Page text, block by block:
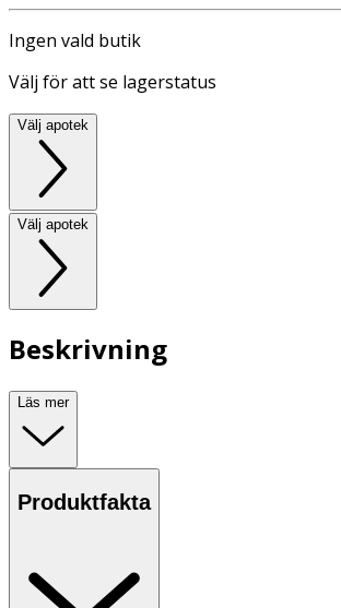
Ingen vald butik
Välj för att se lagerstatus
Välj apotek
Välj apotek
Beskrivning
Läs mer
Produktfakta